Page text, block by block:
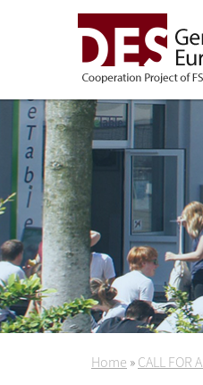
Home » CALL FOR